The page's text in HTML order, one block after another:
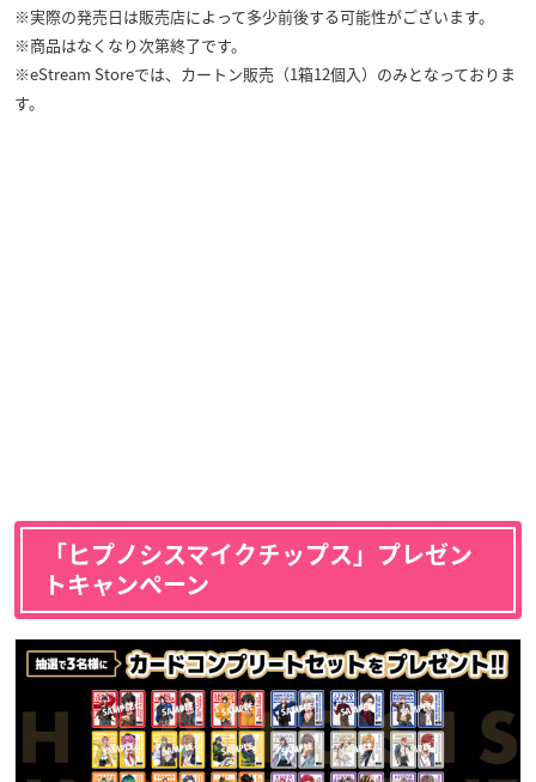
※実際の発売日は販売店によって多少前後する可能性がございます。
※商品はなくなり次第終了です。
※eStream Storeでは、カートン販売（1箱12個入）のみとなっておりま
す。
「ヒプノシスマイクチップス」プレゼン
トキャンペーン